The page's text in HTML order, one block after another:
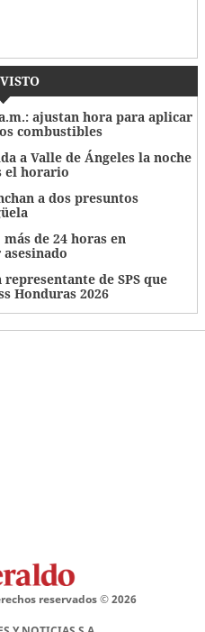
ajustan hora para aplicar
combustibles
a Valle de Ángeles la noche
el horario
a dos presuntos
de 24 horas en
de SPS que
Honduras 2026
reservados ©2026